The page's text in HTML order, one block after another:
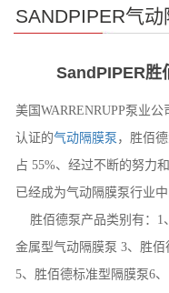
SANDPIPER气动
SandPIPER胜
美国WARRENRUPP泵业
认证的气动隔膜泵 ，胜佰
占 55%、经过不断的努力
已经成为气动隔膜泵行业中
胜佰德泵产品类别有：1
金属型气动隔膜泵 3、胜
5、胜佰德标准型隔膜泵6